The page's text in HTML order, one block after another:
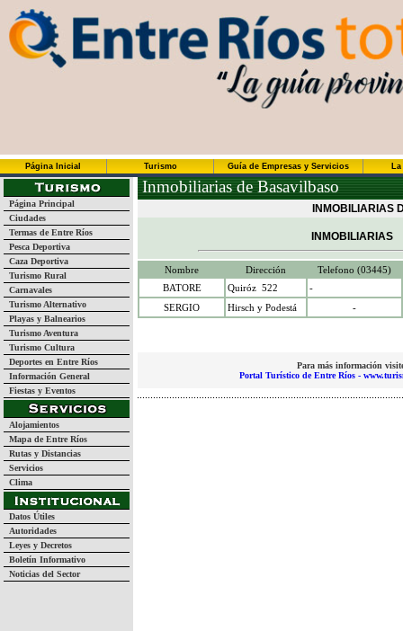
Página Inicial Turismo Guía de Empresas y Servicios
Página Principal
Ciudades
Termas de Entre Ríos
Pesca Deportiva
Caza Deportiva
Turismo Rural
Carnavales
Turismo Alternativo
Playas y Balnearios
Turismo Aventura
Turismo Cultura
Deportes en Entre Ríos
Información General
Fiestas y Eventos
Alojamientos
Mapa de Entre Ríos
Rutas y Distancias
Servicios
Clima
Datos Útiles
Autoridades
Leyes y Decretos
Boletín Informativo
Noticias del Sector
Inmobiliarias de Basavilbaso
INMOBILIARIAS
INMOBILIARIAS
Nombre Dirección
Telefono (03445)
BATORE
Quiróz 522
-
SERGIO
Hirsch y Podestá -
Para más información
Portal Turístico de Entre Ríos -